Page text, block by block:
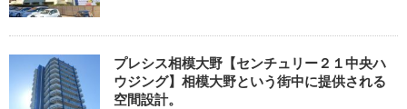
プレシス相模大野【センチュリー２１中央ハ
ウジング】相模大野という街中に提供される
空間設計。